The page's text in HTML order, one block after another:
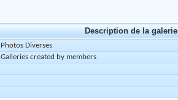
Description de la galerie
Photos Diverses
Galleries created by members